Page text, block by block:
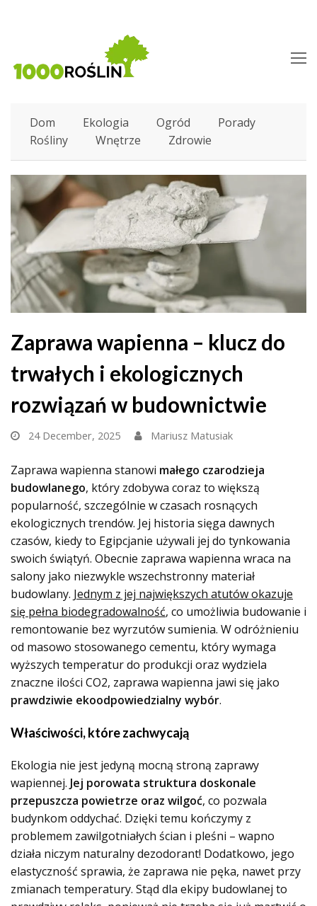
Dom Ekologia Ogród
Porady
Rośliny
Wnętrze Zdrowie
Zaprawa wapienna – klucz do
trwałych i ekologicznych
rozwiązań w budownictwie
24 December, 2025 Mariusz Matusiak
Zaprawa wapienna stanowi małego czarodzieja
budowlanego, który zdobywa coraz to większą
popularność, szczególnie w czasach rosnących
ekologicznych trendów. Jej historia sięga dawnych
czasów, kiedy to Egipcjanie używali jej do tynkowania
swoich świątyń. Obecnie zaprawa wapienna wraca na
salony jako niezwykle wszechstronny materiał
budowlany. Jednym z jej największych atutów okazuje
się pełna biodegradowalność, co umożliwia budowanie i
remontowanie bez wyrzutów sumienia. W odróżnieniu
od masowo stosowanego cementu, który wymaga
wyższych temperatur do produkcji oraz wydziela
znaczne ilości CO2, zaprawa wapienna jawi się jako
prawdziwie ekoodpowiedzialny wybór.
Właściwości, które zachwycają
Ekologia nie jest jedyną mocną stroną zaprawy
wapiennej. Jej porowata struktura doskonale
przepuszcza powietrze oraz wilgoć, co pozwala
budynkom oddychać. Dzięki temu kończymy z
problemem zawilgotniałych ścian i pleśni – wapno
działa niczym naturalny dezodorant! Dodatkowo, jego
elastyczność sprawia, że zaprawa nie pęka, nawet przy
zmianach temperatury. Stąd dla ekipy budowlanej to